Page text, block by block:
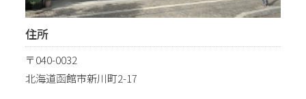
住所
〒040-0032
北海道函館市新川町2-17